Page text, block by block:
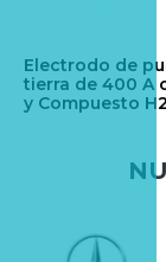
Electrodo de
tierra de 400 A
y Compuesto